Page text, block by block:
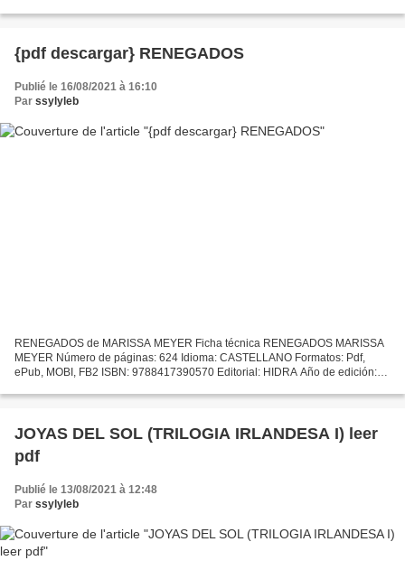
Formatos: Pdf, ePub, MOBI,...
{pdf descargar} RENEGADOS
Publié le 16/08/2021 à 16:10
Par ssylyleb
RENEGADOS de MARISSA MEYER Ficha técnica RENEGADOS MARISSA
MEYER Número de páginas: 624 Idioma: CASTELLANO Formatos: Pdf,
ePub, MOBI, FB2 ISBN: 9788417390570 Editorial: HIDRA Año de edición:
JOYAS DEL SOL (TRILOGIA IRLANDESA I) leer
pdf
Publié le 13/08/2021 à 12:48
Par ssylyleb